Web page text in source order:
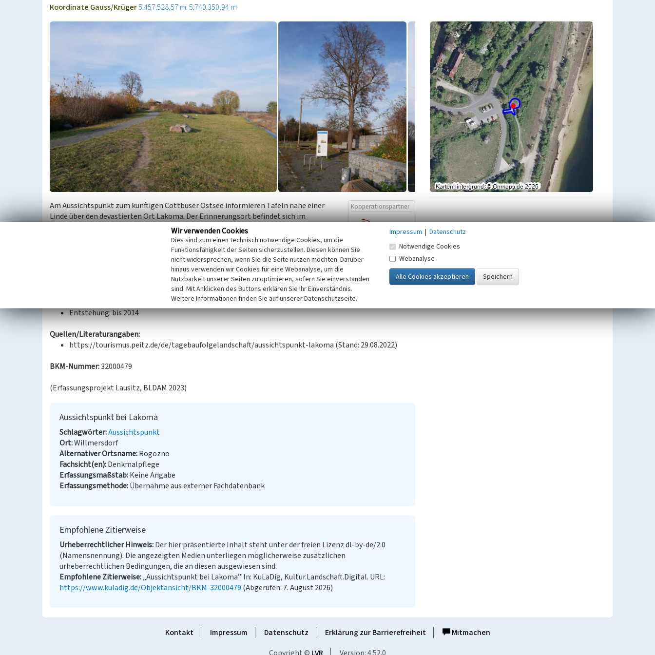
Koordinate Gauss/Krüger5.457.528,57 m: 5.740.350,94 m
Kooperationspartner
Am Aussichtspunkt zum künftigen Cottbuser Ostsee informieren Tafeln nahe einer
Linde über den devastierten Ort Lakoma. Der Erinnerungsort befindet sich im
westlichen Teil der ehemaligen Ortslage. Der Teilortsabbruch von Lakoma erfolgte in
den Jahren 1987 bis 1989. Weitere Bereiche, so auch die Fläche auf der sich heute die
Erinnerungsstätte befindet, wurden 2003 bis 2006 abgebrochen. Ein höhergelegener,
hölzerner Pavillon, der mit Rosen umpflanzt ist, bietet Wetterschutz und Aussicht
über den entstehenden See. Nach 2014 wurde eine hölzerne Wand nahe des Pavillons
Entstehung: bis 2014
Quellen/Literaturangaben:
https://tourismus.peitz.de/de/tagebaufolgelandschaft/aussichtspunkt-lakoma (Stand: 29.08.2022)
BKM-Nummer:32000479
(Erfassungsprojekt Lausitz, BLDAM 2023)
Aussichtspunkt bei Lakoma
Schlagwörter Aussichtspunkt
Ort Willmersdorf
Alternativer Ortsname Rogozno
Fachsicht(en) Denkmalpflege
Erfassungsmaßstab Keine Angabe
Erfassungsmethode Übernahme aus externer Fachdatenbank
Empfohlene Zitierweise
Urheberrechtlicher Hinweis Der hier präsentierte Inhalt steht unter der freien Lizenz dl-by-de/2.0
(Namensnennung). Die angezeigten Medien unterliegen möglicherweise zusätzlichen
urheberrechtlichen Bedingungen, die an diesen ausgewiesen sind.
Empfohlene Zitierweise „Aussichtspunkt bei Lakoma”. In: KuLaDig, Kultur.Landschaft.Digital. URL:
https://www.kuladig.de/Objektansicht/BKM-32000479 (Abgerufen: 7. August 2026)
Kontakt Impressum Datenschutz Erklärung zur Barrierefreiheit
Mitmachen
Wir verwenden Cookies
Dies sind zum einen technisch notwendige Cookies, um die
Funktionsfähigkeit der Seiten sicherzustellen. Diesen können Sie
nicht widersprechen, wenn Sie die Seite nutzen möchten. Darüber
hinaus verwenden wir Cookies für eine Webanalyse, um die
Nutzbarkeit unserer Seiten zu optimieren, sofern Sie einverstanden
sind. Mit Anklicken des Buttons erklären Sie Ihr Einverständnis.
Weitere Informationen finden Sie auf unserer Datenschutzseite.
Impressum | Datenschutz
Notwendige Cookies
Webanalyse